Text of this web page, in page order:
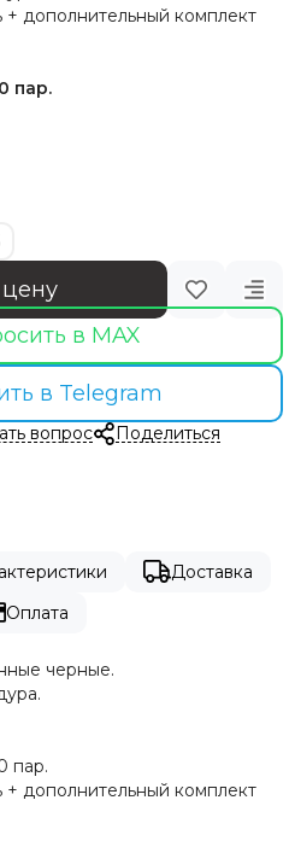
+ дополнительный комплект
пар.
в MAX
в Telegram
вопрос Поделиться
Доставка
Оплата
черные.
пар.
+ дополнительный комплект